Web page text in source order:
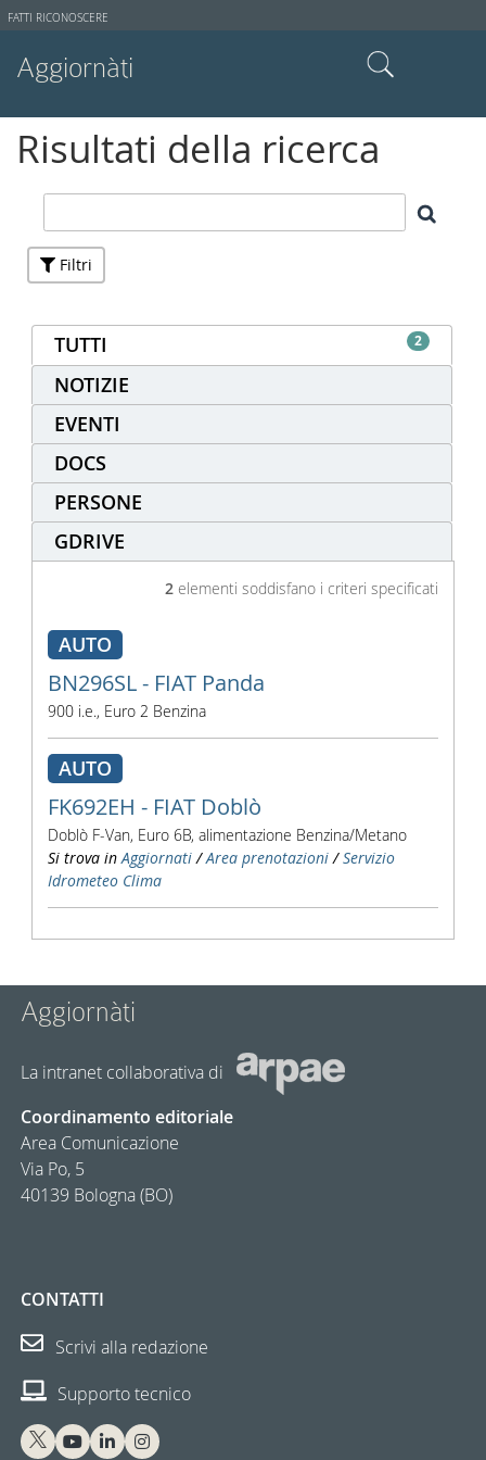
Strumenti
FATTI RICONOSCERE
Aggiornàti
Ricerca avanzata…
Risultati della ricerca
Filtri
TUTTI 2
NOTIZIE
EVENTI
DOCS
PERSONE
GDRIVE
2 elementi soddisfano i criteri specificati
AUTO
BN296SL - FIAT Panda
900 i.e., Euro 2 Benzina
AUTO
FK692EH - FIAT Doblò
Doblò F-Van, Euro 6B, alimentazione Benzina/Metano
Si trova in Aggiornati /Area prenotazioni /Servizio
Idrometeo Clima
Aggiornàti
La intranet collaborativa di
Coordinamento editoriale
Area Comunicazione
Via Po, 5
40139 Bologna (BO)
CONTATTI
Scrivi alla redazione
Supporto tecnico